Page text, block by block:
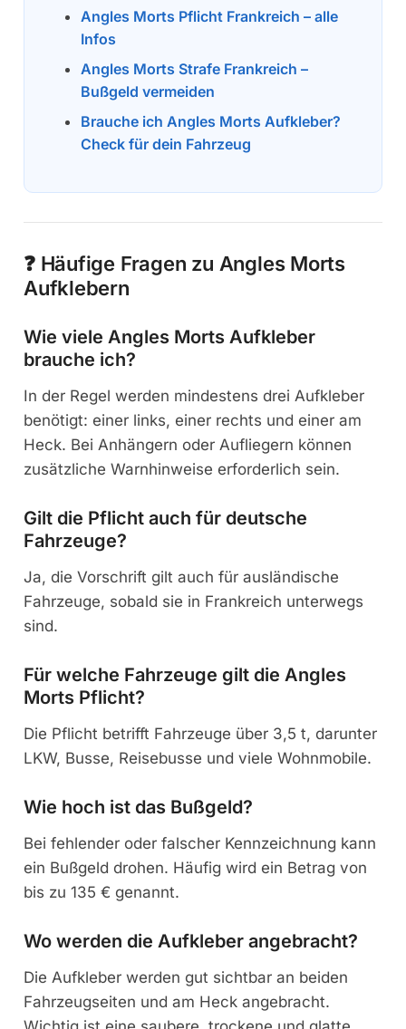
Angles Morts Pflicht Frankreich – alle
Infos
Angles Morts Strafe Frankreich –
Bußgeld vermeiden
Brauche ich Angles Morts Aufkleber?
Check für dein Fahrzeug
❓ Häufige Fragen zu Angles Morts
Aufklebern
Wie viele Angles Morts Aufkleber
brauche ich?
In der Regel werden mindestens drei Aufkleber
benötigt: einer links, einer rechts und einer am
Heck. Bei Anhängern oder Aufliegern können
zusätzliche Warnhinweise erforderlich sein.
Gilt die Pflicht auch für deutsche
Fahrzeuge?
Ja, die Vorschrift gilt auch für ausländische
Fahrzeuge, sobald sie in Frankreich unterwegs
sind.
Für welche Fahrzeuge gilt die Angles
Morts Pflicht?
Die Pflicht betrifft Fahrzeuge über 3,5 t, darunter
LKW, Busse, Reisebusse und viele Wohnmobile.
Wie hoch ist das Bußgeld?
Bei fehlender oder falscher Kennzeichnung kann
ein Bußgeld drohen. Häufig wird ein Betrag von
bis zu 135 € genannt.
Wo werden die Aufkleber angebracht?
Die Aufkleber werden gut sichtbar an beiden
Fahrzeugseiten und am Heck angebracht.